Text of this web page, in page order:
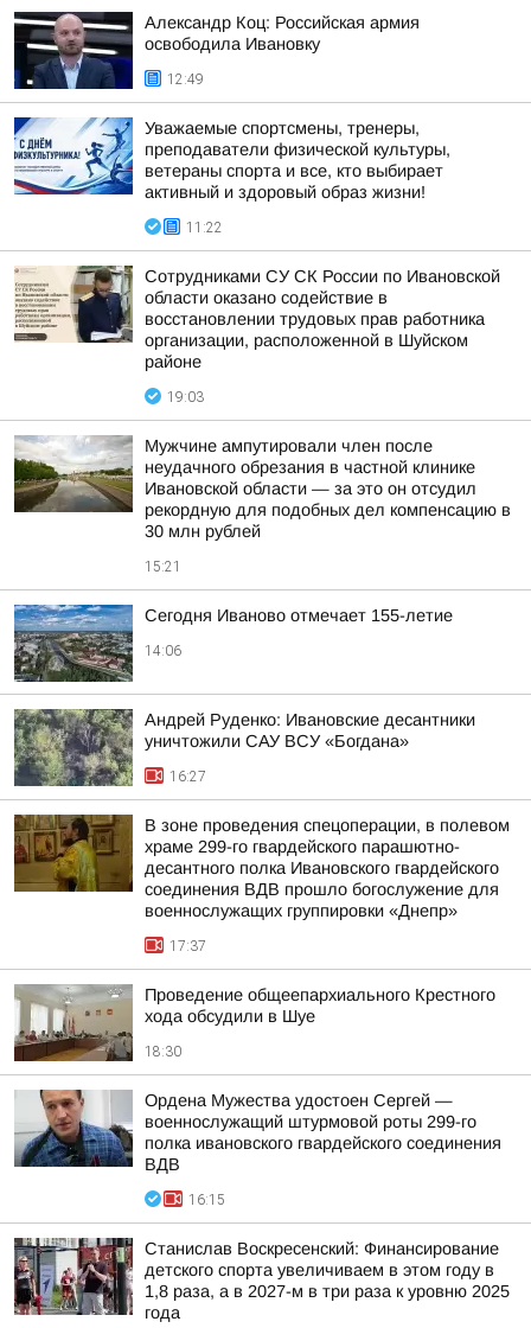
Александр Коц: Российская армия
освободила Ивановку
12:49
Уважаемые спортсмены, тренеры,
преподаватели физической культуры,
ветераны спорта и все, кто выбирает
активный и здоровый образ жизни!
11:22
Сотрудниками СУ СК России по Ивановской
области оказано содействие в
восстановлении трудовых прав работника
организации, расположенной в Шуйском
районе
19:03
Мужчине ампутировали член после
неудачного обрезания в частной клинике
Ивановской области — за это он отсудил
рекордную для подобных дел компенсацию в
30 млн рублей
15:21
Сегодня Иваново отмечает 155-летие
14:06
Андрей Руденко: Ивановские десантники
уничтожили САУ ВСУ «Богдана»
16:27
В зоне проведения спецоперации, в полевом
храме 299-го гвардейского парашютно-
десантного полка Ивановского гвардейского
соединения ВДВ прошло богослужение для
военнослужащих группировки «Днепр»
17:37
Проведение общеепархиального Крестного
хода обсудили в Шуе
18:30
Ордена Мужества удостоен Сергей —
военнослужащий штурмовой роты 299-го
полка ивановского гвардейского соединения
ВДВ
16:15
Станислав Воскресенский: Финансирование
детского спорта увеличиваем в этом году в
1,8 раза, а в 2027-м в три раза к уровню 2025
года